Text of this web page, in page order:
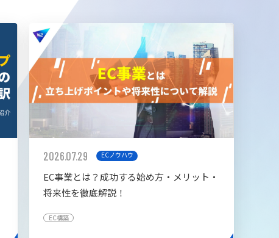
2026.07.29 ECノウハウ
EC事業とは？成功する始め方・メリット・
将来性を徹底解説！
EC構築